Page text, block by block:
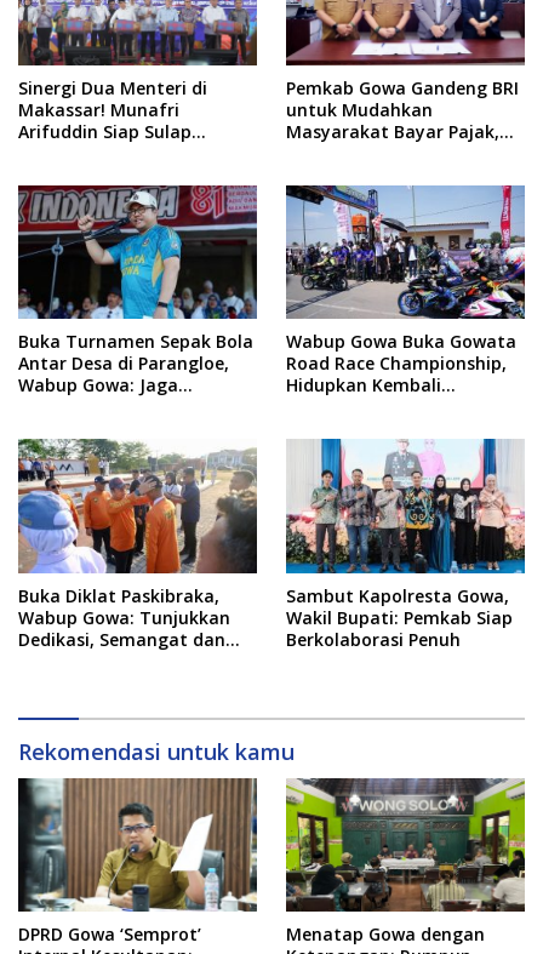
Sinergi Dua Menteri di
Makassar! Munafri
Arifuddin Siap Sulap
Baru
Pemkab Gowa Gandeng BRI
untuk Mudahkan
Masyarakat Bayar Pajak,
Buka Turnamen Sepak Bola
Antar Desa di Parangloe,
Wabup Gowa: Jaga
Wabup Gowa Buka Gowata
Road Race Championship,
Hidupkan Kembali
Buka Diklat Paskibraka,
Wabup Gowa: Tunjukkan
Dedikasi, Semangat dan
Sambut Kapolresta Gowa,
Wakil Bupati: Pemkab Siap
Berkolaborasi Penuh
Rekomendasi untuk kamu
DPRD Gowa ‘Semprot’
Menatap Gowa dengan